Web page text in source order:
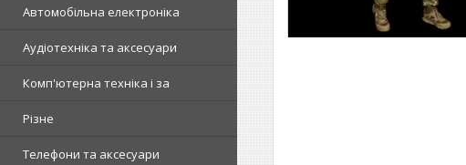
Автомобільна електроніка
Аудіотехніка та аксесуари
Комп'ютерна техніка і за
Різне
Телефони та аксесуари